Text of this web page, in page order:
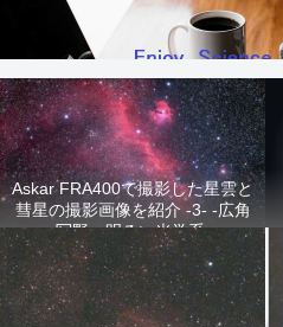
Askar FRA400で撮影した星雲と
彗星の撮影画像を紹介 -3- -広角
写野、明るい光学系-